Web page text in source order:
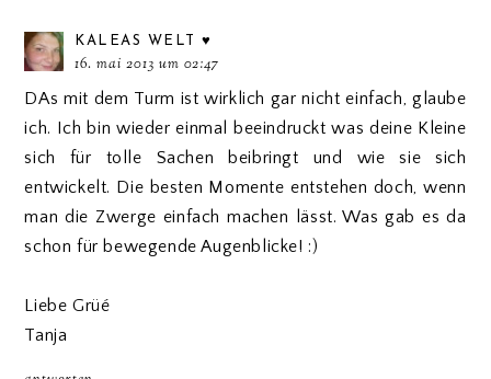
KALEAS WELT ♥
16. mai 2013 um 02:47
DAs mit dem Turm ist wirklich gar nicht einfach, glaube
ich. Ich bin wieder einmal beeindruckt was deine Kleine
sich für tolle Sachen beibringt und wie sie sich
entwickelt. Die besten Momente entstehen doch, wenn
man die Zwerge einfach machen lässt. Was gab es da
schon für bewegende Augenblicke! :)
Liebe Grüé
Tanja